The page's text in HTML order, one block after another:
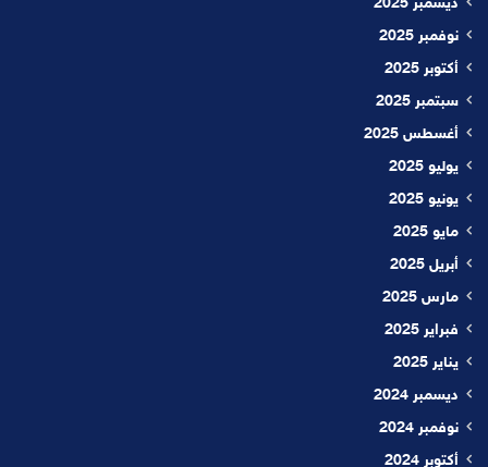
ديسمبر 2025
نوفمبر 2025
أكتوبر 2025
سبتمبر 2025
أغسطس 2025
يوليو 2025
يونيو 2025
مايو 2025
أبريل 2025
مارس 2025
فبراير 2025
يناير 2025
ديسمبر 2024
نوفمبر 2024
أكتوبر 2024